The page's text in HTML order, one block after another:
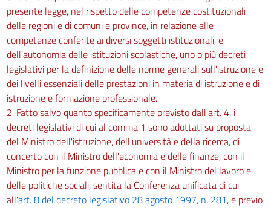
presente legge, nel rispetto delle competenze costituzionali
delle regioni e di comuni e province, in relazione alle
competenze conferite ai diversi soggetti istituzionali, e
dell'autonomia delle istituzioni scolastiche, uno o più decreti
legislativi per la definizione delle norme generali sull'istruzione e
dei livelli essenziali delle prestazioni in materia di istruzione e di
istruzione e formazione professionale.
2. Fatto salvo quanto specificamente previsto dall'art. 4, i
decreti legislativi di cui al comma 1 sono adottati su proposta
del Ministro dell'istruzione, dell'università e della ricerca, di
concerto con il Ministro dell'economia e delle finanze, con il
Ministro per la funzione pubblica e con il Ministro del lavoro e
delle politiche sociali, sentita la Conferenza unificata di cui
all'art. 8 del decreto legislativo 28 agosto 1997, n. 281, e previo